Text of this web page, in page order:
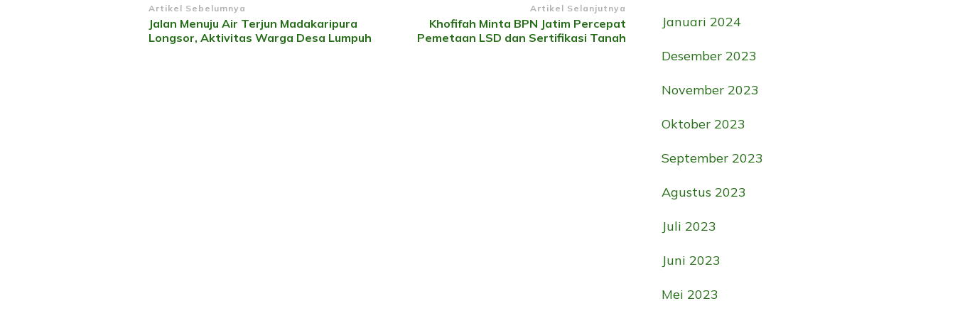
Navigasi
Artikel
Artikel Sebelumnya
Jalan Menuju Air Terjun Madakaripura
Longsor, Aktivitas Warga Desa Lumpuh
Artikel Selanjutnya
Khofifah Minta BPN Jatim Percepat
Pemetaan LSD dan Sertifikasi Tanah
Januari 2024
Desember 2023
November 2023
Oktober 2023
September 2023
Agustus 2023
Juli 2023
Juni 2023
Mei 2023